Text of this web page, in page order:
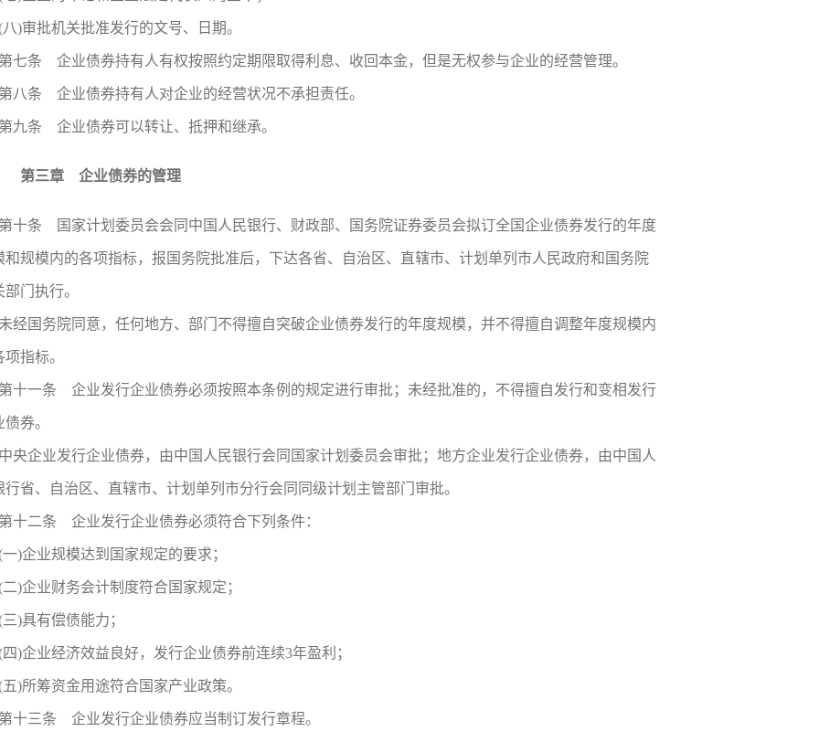
八)审批机关批准发行的文号、日期。
七条 企业债券持有人有权按照约定期限取得利息、收回本金，但是无权参与企业的经营管理。
八条 企业债券持有人对企业的经营状况不承担责任。
九条 企业债券可以转让、抵押和继承。
第三章 企业债券的管理
十条 国家计划委员会会同中国人民银行、财政部、国务院证券委员会拟订全国企业债券发行的年度
和规模内的各项指标，报国务院批准后，下达各省、自治区、直辖市、计划单列市人民政府和国务院
部门执行。
经国务院同意，任何地方、部门不得擅自突破企业债券发行的年度规模，并不得擅自调整年度规模内
项指标。
十一条 企业发行企业债券必须按照本条例的规定进行审批；未经批准的，不得擅自发行和变相发行
券。
央企业发行企业债券，由中国人民银行会同国家计划委员会审批；地方企业发行企业债券，由中国人
行省、自治区、直辖市、计划单列市分行会同同级计划主管部门审批。
十二条 企业发行企业债券必须符合下列条件：
一)企业规模达到国家规定的要求；
二)企业财务会计制度符合国家规定；
三)具有偿债能力；
四)企业经济效益良好，发行企业债券前连续3年盈利；
五)所筹资金用途符合国家产业政策。
十三条 企业发行企业债券应当制订发行章程。